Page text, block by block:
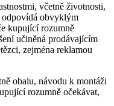
včetně životnosti,
odpovídá obvyklým
kupující rozumně
učiněná prodávajícím
zejména reklamou
obalu, návodu k montáži
rozumně očekávat,